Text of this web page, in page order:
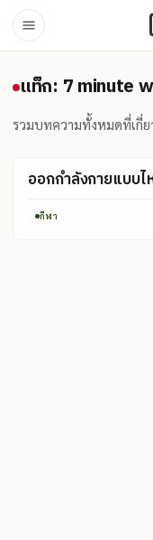
แท็ก: 7
แท็ก: 7 minute
รวมบทความทั้งหมดที่เกี่
ออกกำลังกายแบบ
กีฬา